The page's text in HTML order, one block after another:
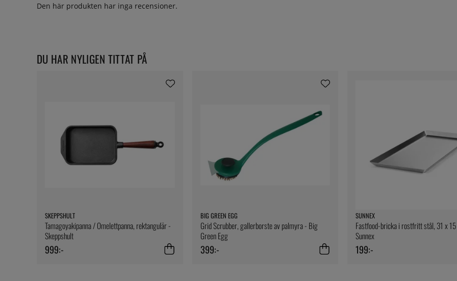
Den här produkten har inga recensioner.
DU HAR NYLIGEN TITTAT PÅ
SKEPPSHULT
Tamagoyakipanna / Omelettpanna, rektangulär -
Skeppshult
999:-
BIG GREEN EGG
Grid Scrubber, gallerborste av palmyra - Big
Green Egg
399:-
SUNNEX
Fastfood-bricka i rostfritt stål, 31 x
Sunnex
199:-